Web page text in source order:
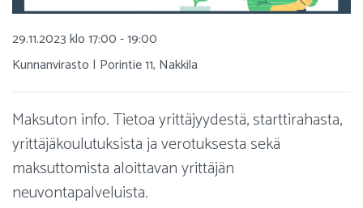
29.11.2023 klo 17:00 - 19:00
Kunnanvirasto | Porintie 11, Nakkila
Maksuton info. Tietoa yrittäjyydestä, starttirahasta,
yrittäjäkoulutuksista ja verotuksesta sekä
maksuttomista aloittavan yrittäjän
neuvontapalveluista.